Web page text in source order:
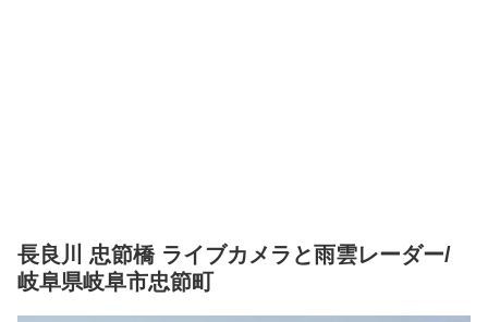
長良川 忠節橋 ライブカメラと雨雲レーダー/
岐阜県岐阜市忠節町